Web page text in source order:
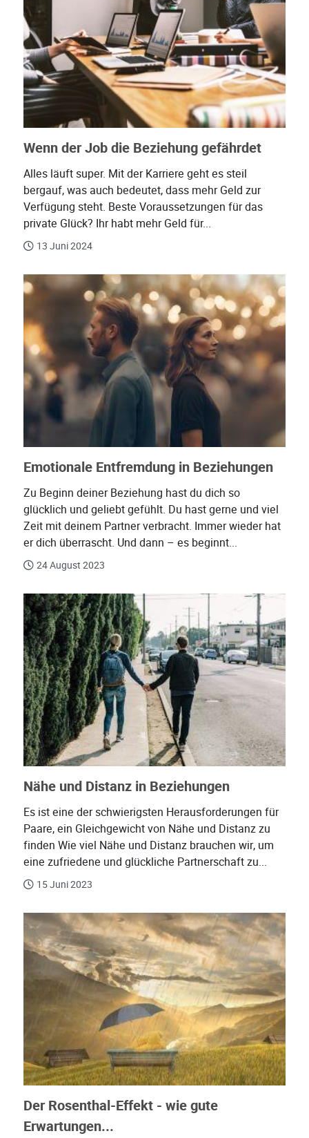
Wenn der Job die Beziehung gefährdet
Alles läuft super. Mit der Karriere geht es steil
bergauf, was auch bedeutet, dass mehr Geld zur
Verfügung steht. Beste Voraussetzungen für das
private Glück? Ihr habt mehr Geld für...
13 Juni 2024
Emotionale Entfremdung in Beziehungen
Zu Beginn deiner Beziehung hast du dich so
glücklich und geliebt gefühlt. Du hast gerne und viel
Zeit mit deinem Partner verbracht. Immer wieder hat
er dich überrascht. Und dann – es beginnt...
24 August 2023
Nähe und Distanz in Beziehungen
Es ist eine der schwierigsten Herausforderungen für
Paare, ein Gleichgewicht von Nähe und Distanz zu
finden Wie viel Nähe und Distanz brauchen wir, um
eine zufriedene und glückliche Partnerschaft zu...
15 Juni 2023
Der Rosenthal-Effekt - wie gute
Erwartungen...